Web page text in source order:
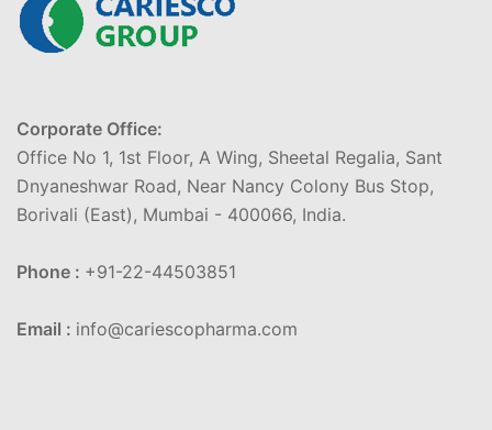
Corporate Office:
Office No 1, 1st Floor, A Wing, Sheetal Regalia, Sant
Dnyaneshwar Road, Near Nancy Colony Bus Stop,
Borivali (East), Mumbai - 400066, India.
Phone : +91-22-44503851
Email : info@cariescopharma.com